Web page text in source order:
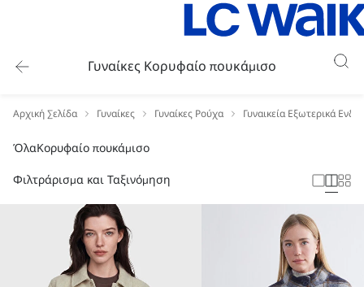
Γυναίκες Κορυφαίο πουκάμισο
Αρχική Σελίδα Γυναίκες Γυναίκες Ρούχα Γυναικεία Εξωτερικά
ΌλαΚορυφαίο πουκάμισο
Φιλτράρισμα και Ταξινόμηση